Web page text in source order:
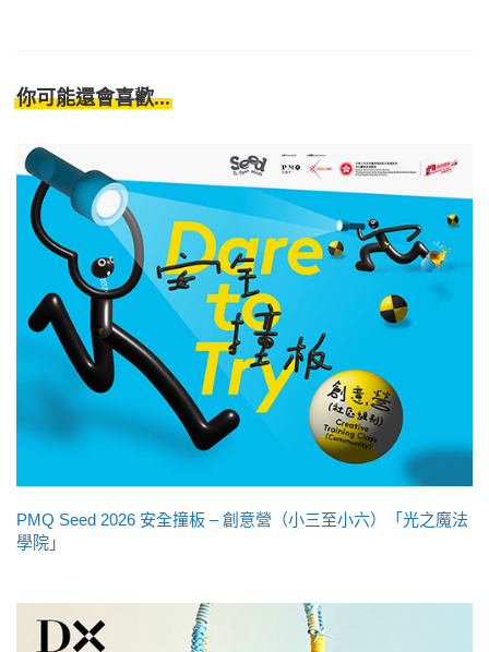
你可能還會喜歡...
PMQ Seed 2026 安全撞板 – 創意營（小三至小六）「光之魔法
學院」